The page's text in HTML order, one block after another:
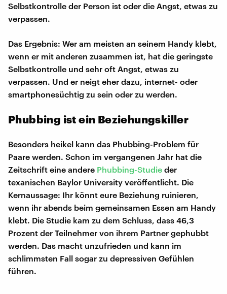
Selbstkontrolle der Person ist oder die Angst, etwas zu
verpassen.
Das Ergebnis: Wer am meisten an seinem Handy klebt,
wenn er mit anderen zusammen ist, hat die geringste
Selbstkontrolle und sehr oft Angst, etwas zu
verpassen. Und er neigt eher dazu, internet- oder
smartphonesüchtig zu sein oder zu werden.
Phubbing ist ein Beziehungskiller
Besonders heikel kann das Phubbing-Problem für
Paare werden. Schon im vergangenen Jahr hat die
Zeitschrift eine andere Phubbing-Studie der
texanischen Baylor University veröffentlicht. Die
Kernaussage: Ihr könnt eure Beziehung ruinieren,
wenn ihr abends beim gemeinsamen Essen am Handy
klebt. Die Studie kam zu dem Schluss, dass 46,3
Prozent der Teilnehmer von ihrem Partner gephubbt
werden. Das macht unzufrieden und kann im
schlimmsten Fall sogar zu depressiven Gefühlen
führen.